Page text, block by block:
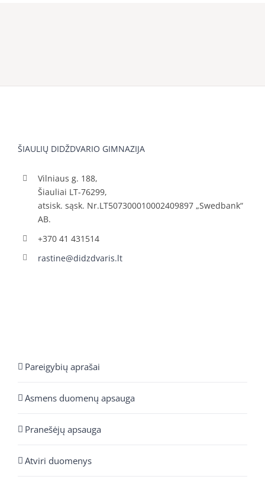
ŠIAULIŲ DIDŽDVARIO GIMNAZIJA
Vilniaus g. 188,
Šiauliai LT-76299,
atsisk. sąsk. Nr.LT507300010002409897 „Swedbank“
AB.
+370 41 431514
rastine@didzdvaris.lt
Pareigybių aprašai
Asmens duomenų apsauga
Pranešėjų apsauga
Atviri duomenys